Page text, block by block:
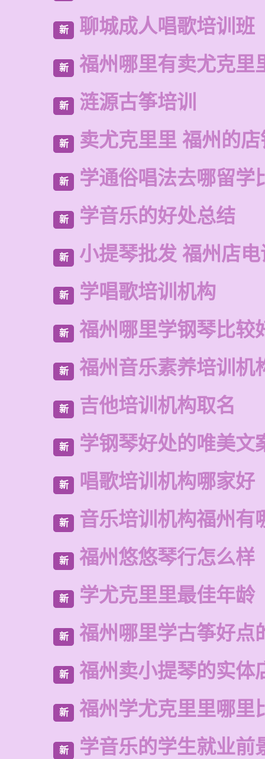
新 聊城成人唱歌培训班
新 福州哪里有卖尤克里
新 涟源古筝培训
新 卖尤克里里 福州的
新 学通俗唱法去哪留学
新 学音乐的好处总结
新 小提琴批发 福州店
新 学唱歌培训机构
新 福州哪里学钢琴比较
新 福州音乐素养培训机
新 吉他培训机构取名
新 学钢琴好处的唯美文
新 唱歌培训机构哪家好
新 音乐培训机构福州有
新 福州悠悠琴行怎么样
新 学尤克里里最佳年龄
新 福州哪里学古筝好点
新 福州卖小提琴的实体
新 福州学尤克里里哪里
新 学音乐的学生就业前